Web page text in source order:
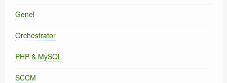
Genel
Orchestrator
PHP & MySQL
SCCM